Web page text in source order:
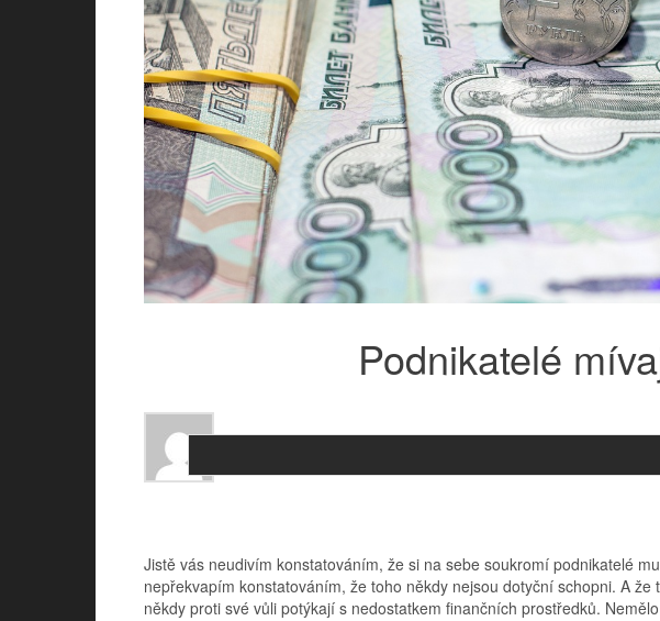
Podnikatelé
Jistě vás neudivím konstatováním, že si na sebe soukromí podnikatelé
nepřekvapím konstatováním, že toho někdy nejsou dotyční schopni. A
někdy proti své vůli potýkají s nedostatkem finančních prostředků.